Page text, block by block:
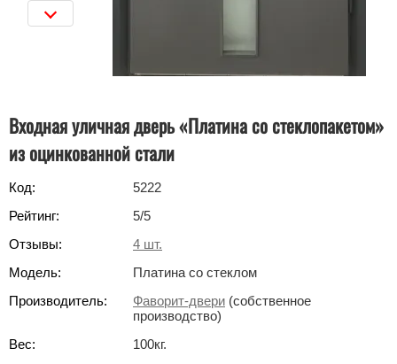
Входная уличная дверь «Платина со стеклопакетом»
из оцинкованной стали
Код:
5222
Рейтинг:
5/5
Отзывы:
4 шт.
Модель:
Платина со стеклом
Производитель:
Фаворит-двери (собственное
производство)
Вес:
100кг.